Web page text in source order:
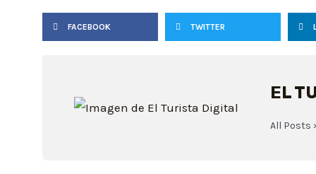
FACEBOOK TWITTER
EL
All Posts